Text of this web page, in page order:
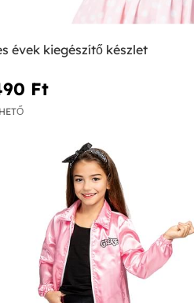
évek kiegészítő készlet
Ft‎